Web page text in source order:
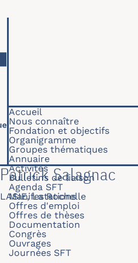
Navigation
Accueil
Nous connaître
Fondation et objectifs
Organigramme
Groupes thématiques
Annuaire
Activités
Bulletins de liaison
Agenda SFT
Manifestations
Offres d'emploi
Offres de thèses
Documentation
Congrès
Ouvrages
Journées SFT
Patrick Salagnac
LASIE, La Rochelle